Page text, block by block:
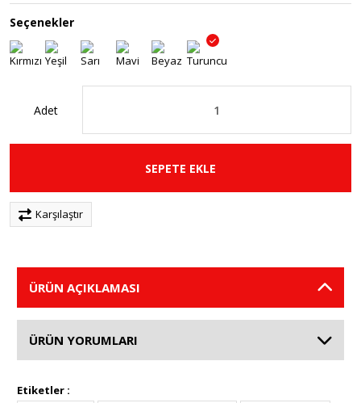
Seçenekler
Adet
SEPETE EKLE
Karşılaştır
ÜRÜN AÇIKLAMASI
ÜRÜN YORUMLARI
Etiketler :